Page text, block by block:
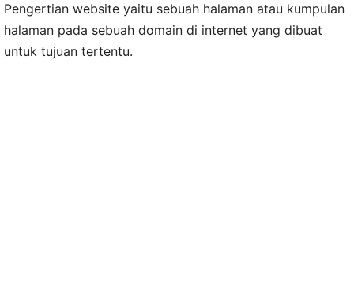
Pengertian website yaitu sebuah halaman atau kumpulan
halaman pada sebuah domain di internet yang dibuat
untuk tujuan tertentu.